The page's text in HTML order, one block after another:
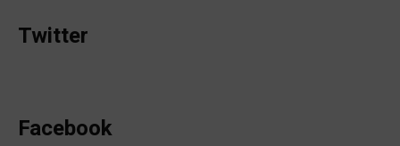
Twitter
Facebook